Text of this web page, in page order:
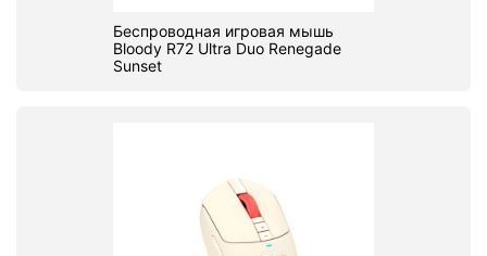
Беспроводная игровая мышь
Bloody R72 Ultra Duo Renegade
Sunset